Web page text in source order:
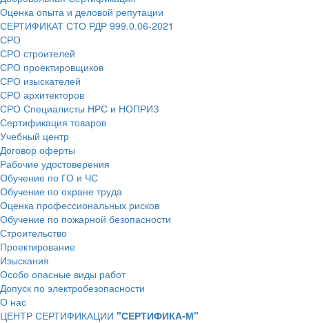
Оценка опыта и деловой репутации
СЕРТИФИКАТ СТО РДР 999.0.06-2021
СРО
СРО строителей
СРО проектировщиков
СРО изыскателей
СРО архитекторов
СРО Специалисты НРС и НОПРИЗ
Сертификация товаров
Учебный центр
Договор оферты
Рабочие удостоверения
Обучение по ГО и ЧС
Обучение по охране труда
Оценка профессиональных рисков
Обучение по пожарной безопасности
Строительство
Проектирование
Изыскания
Особо опасные виды работ
Допуск по электробезопасности
О нас
ЦЕНТР СЕРТИФИКАЦИИ "СЕРТИФИКА-М"